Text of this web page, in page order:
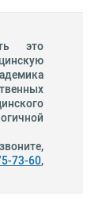
это
73-60,